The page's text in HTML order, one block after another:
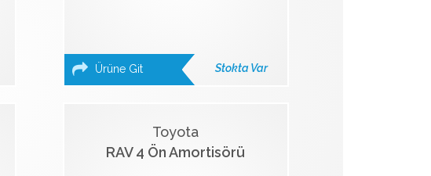
Ürüne Git Stokta Var
Toyota
RAV 4 Ön Amortisörü